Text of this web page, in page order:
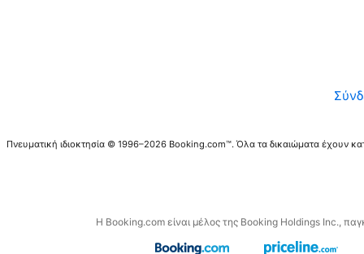
Πνευματική ιδιοκτησία © 1996–2026 Booking.com™. Όλα τα δικαιώματα έχουν
Η Booking.com είναι μέλος της Booking Holdings Inc.,